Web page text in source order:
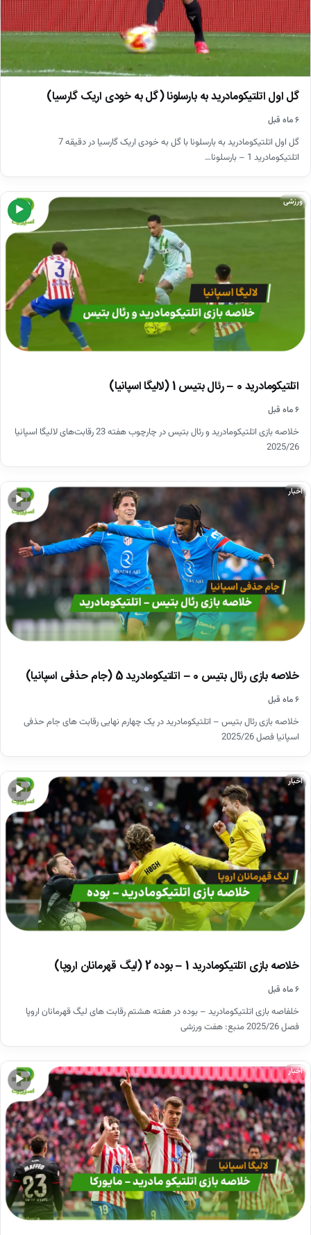
گل اول اتلتیکومادرید به بارسلونا (گل به خودی اریک گارسیا)
۶ ماه قبل
گل اول اتلتیکومادرید به بارسلونا با گل به خودی اریک گارسیا در دقیقه 7
اتلتیکومادرید 1 – بارسلونا…
▶
ورزشی
اتلتیکومادرید 0 – رئال بتیس 1 (لالیگا اسپانیا)
۶ ماه قبل
خلاصه بازی اتلتیکومادرید و رئال بتیس در چارچوب هفته 23 رقابت‌های لالیگا اسپانیا
2025/26
▶
اخبار
خلاصه بازی رئال بتیس 0 – اتلتیکومادرید 5 (جام حذفی اسپانیا)
۶ ماه قبل
خلاصه بازی رئال بتیس – اتلتیکومادرید در یک چهارم نهایی رقابت های جام حذفی
اسپانیا فصل 2025/26
▶
اخبار
خلاصه بازی اتلتیکومادرید 1 – بوده 2 (لیگ قهرمانان اروپا)
۶ ماه قبل
خلفاصه بازی اتلتیکومادرید – بوده در هفته هشتم رقابت های لیگ قهرمانان اروپا
فصل 2025/26 منبع: هفت ورزشی
▶
اخبار